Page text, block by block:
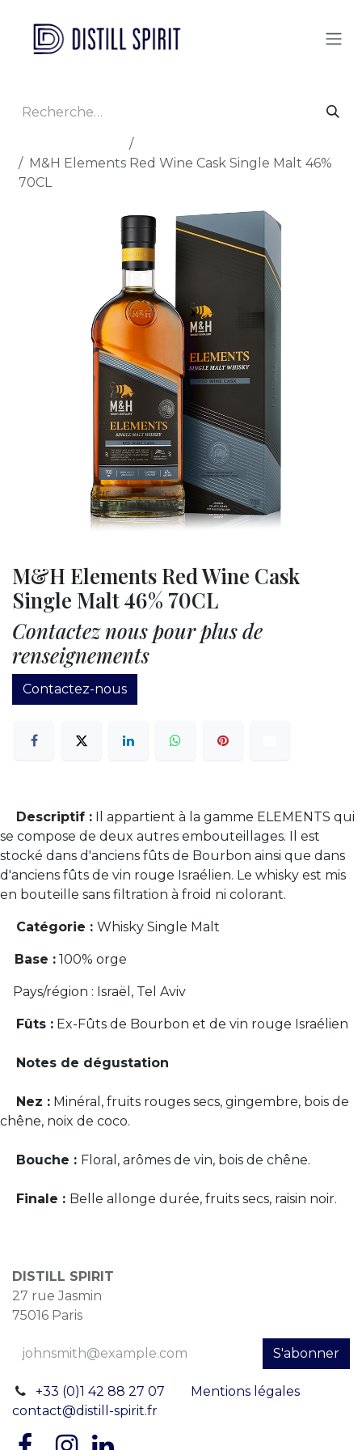
M&H Elements Red Wine Cask Single Malt 46%
70CL
M&H Elements Red Wine Cask
Single Malt 46% 70CL
Contactez nous pour plus de
renseignements
Contactez-nous
Descriptif : Il appartient à la gamme ELEMENTS qui
se compose de deux autres embouteillages. Il est
stocké dans d'anciens fûts de Bourbon ainsi que dans
d'anciens fûts de vin rouge Israélien. Le whisky est mis
en bouteille sans filtration à froid ni colorant.
Catégorie : Whisky Single Malt
Base : 100% orge
Pays/région : Israël, Tel Aviv
Fûts : Ex-Fûts de Bourbon et de vin rouge Israélien
Notes de dégustation
Nez : Minéral, fruits rouges secs, gingembre, bois de
chêne, noix de coco.
Bouche : Floral, arômes de vin, bois de chêne.
Finale : Belle allonge durée, fruits secs, raisin noir.
DISTILL SPIRIT
27 rue Jasmin
75016 Paris
S'abonner
+33 (0)1 42 88 27 07
Mentions légales
contact@distill-spirit.fr